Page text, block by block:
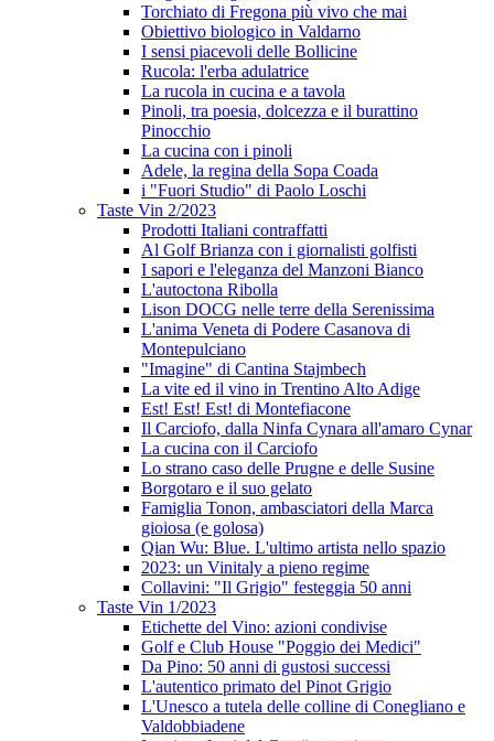
Torchiato di Fregona più vivo che mai
Obiettivo biologico in Valdarno
I sensi piacevoli delle Bollicine
Rucola: l'erba adulatrice
La rucola in cucina e a tavola
Pinoli, tra poesia, dolcezza e il burattino
Pinocchio
La cucina con i pinoli
Adele, la regina della Sopa Coada
i "Fuori Studio" di Paolo Loschi
Taste Vin 2/2023
Prodotti Italiani contraffatti
Al Golf Brianza con i giornalisti golfisti
I sapori e l'eleganza del Manzoni Bianco
L'autoctona Ribolla
Lison DOCG nelle terre della Serenissima
L'anima Veneta di Podere Casanova di
Montepulciano
"Imagine" di Cantina Stajmbech
La vite ed il vino in Trentino Alto Adige
Est! Est! Est! di Montefiacone
Il Carciofo, dalla Ninfa Cynara all'amaro Cynar
La cucina con il Carciofo
Lo strano caso delle Prugne e delle Susine
Borgotaro e il suo gelato
Famiglia Tonon, ambasciatori della Marca
gioiosa (e golosa)
Qian Wu: Blue. L'ultimo artista nello spazio
2023: un Vinitaly a pieno regime
Collavini: "Il Grigio" festeggia 50 anni
Taste Vin 1/2023
Etichette del Vino: azioni condivise
Golf e Club House "Poggio dei Medici"
Da Pino: 50 anni di gustosi successi
L'autentico primato del Pinot Grigio
L'Unesco a tutela delle colline di Conegliano e
Valdobbiadene